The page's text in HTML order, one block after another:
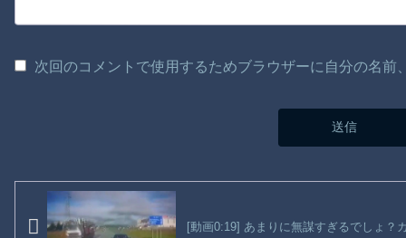
次回のコメントで使用するためブラウザーに自分の名
[動画0:19] あまりに無謀すぎるでしょ？